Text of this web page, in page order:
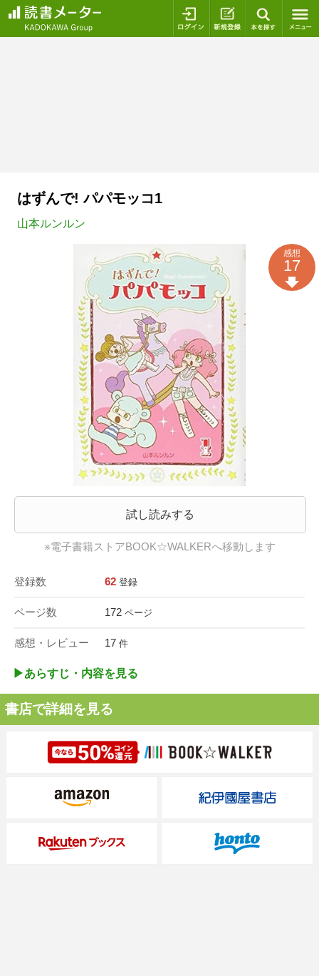
ログイン 新規登録
はずんで! パパモッコ1
山本ルンルン
試し読みする
※電子書籍ストアBOOK☆WALKERへ移動します
登録数 62 登録
ページ数 172 ページ
感想・レビュー 17 件
感想
17
▶︎あらすじ・内容を見る
書店で詳細を見る